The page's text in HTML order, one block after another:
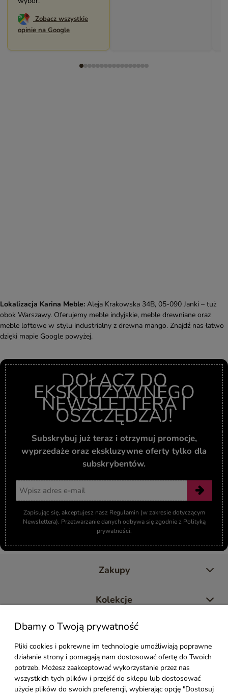
Zobacz wszystkie
opinie na Google
Lokalizacja Karina Meble: Aleja Krakowska 34B, 05-090 Janki – tuż
obok Warszawy. Oferujemy meble indyjskie, meble drewniane oraz
meble loftowe w stylu industrialny z drewna mango. Znajdź nas łatwo
dzięki mapie Google powyżej.
DOŁĄCZ DO
EKSKLUZYWNEGO
NEWSLETTERA I
OSZCZĘDZAJ!
Subskrybuj już teraz i otrzymuj promocje,
wyprzedaże oraz ekskluzywne oferty tylko dla
subskrybentów.
Zapisując się, akceptujesz nasz Regulamin (w zakresie dotyczącym
Newslettera). Przetwarzanie danych odbywa się zgodnie z Polityką
prywatności.
Zakupy
Kolekcje
Moje konto
Pomoc
Styl Mebli
Dbamy o Twoją prywatność
Pliki cookies i pokrewne im technologie umożliwiają poprawne
działanie strony i pomagają nam dostosować ofertę do Twoich
potrzeb. Możesz zaakceptować wykorzystanie przez nas
wszystkich tych plików i przejść do sklepu lub dostosować
użycie plików do swoich preferencji, wybierając opcję "Dostosuj